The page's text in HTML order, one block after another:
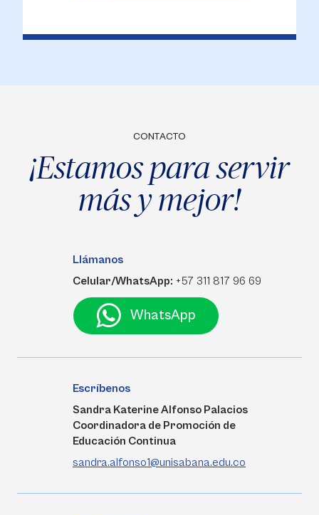
CONTACTO
¡Estamos para servir
más y mejor!
Llámanos
Celular/WhatsApp: +57 311 817 96 69
WhatsApp
Escríbenos
Sandra Katerine Alfonso Palacios
Coordinadora de Promoción de
Educación Continua
sandra.alfonso1@unisabana.edu.co